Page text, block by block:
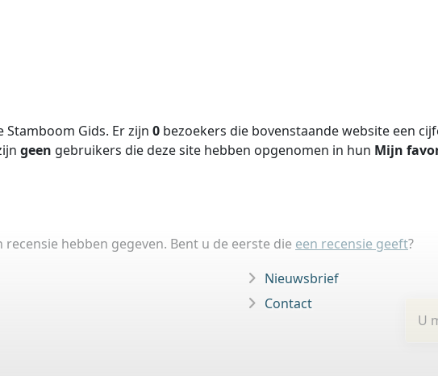
Gids. Er zijn 0 bezoekers die bovenstaande website een
geen gebruikers die deze site hebben opgenomen in hun Mijn
hebben gegeven. Bent u de eerste die een recensie geeft?
U
Nieuwsbrief
Contact